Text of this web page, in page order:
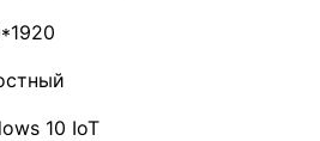
10 IoT